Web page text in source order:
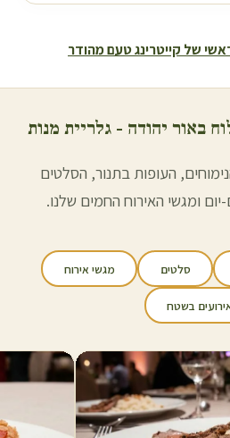
של קייטרינג טעם מהודר
באור יהודה - גלריית מנות
העופות בתנור, הסלטים
ומגשי האירוח החמים שלנו.
סלטים מגשי אירוח
בשטח